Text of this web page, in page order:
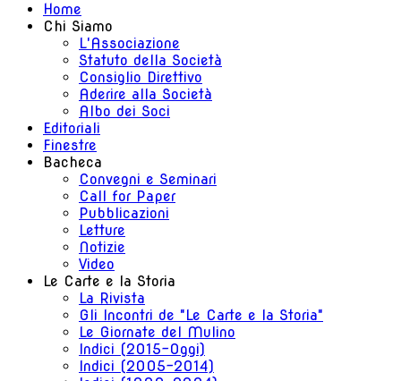
Home
Chi Siamo
L'Associazione
Statuto della Società
Consiglio Direttivo
Aderire alla Società
Albo dei Soci
Editoriali
Finestre
Bacheca
Convegni e Seminari
Call for Paper
Pubblicazioni
Letture
Notizie
Video
Le Carte e la Storia
La Rivista
Gli Incontri de "Le Carte e la Storia"
Le Giornate del Mulino
Indici (2015-Oggi)
Indici (2005-2014)